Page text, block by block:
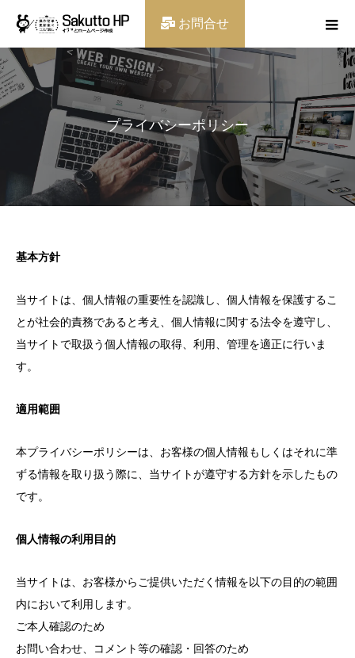
お問合せ
プライバシーポリシー
基本方針
当サイトは、個人情報の重要性を認識し、個人情報を保護するこ
とが社会的責務であると考え、個人情報に関する法令を遵守し、
当サイトで取扱う個人情報の取得、利用、管理を適正に行いま
す。
適用範囲
本プライバシーポリシーは、お客様の個人情報もしくはそれに準
ずる情報を取り扱う際に、当サイトが遵守する方針を示したもの
です。
個人情報の利用目的
当サイトは、お客様からご提供いただく情報を以下の目的の範囲
内において利用します。
ご本人確認のため
お問い合わせ、コメント等の確認・回答のため